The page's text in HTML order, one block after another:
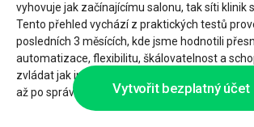
vyhovuje jak začínajícímu salonu, tak síti klinik
Tento přehled vychází z praktických testů
posledních 3 měsících, kde jsme hodnotili
automatizace, flexibilitu, škálovatelnost a
zvládat jak individuální, tak hybridní služby –
až po správu studií, ordinací a pracovních stanic.
Vytvořit bezplatný účet